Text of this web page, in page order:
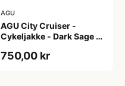
AGU
AGU City Cruiser -
Cykeljakke - Dark Sage -
750,00 kr